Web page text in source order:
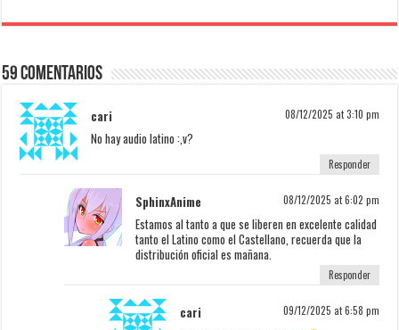
59 Comentarios
cari 08/12/2025 at 3:10 pm
No hay audio latino :,v?
Responder
SphinxAnime 08/12/2025 at 6:02 pm
Estamos al tanto a que se liberen en excelente calidad
tanto el Latino como el Castellano, recuerda que la
distribución oficial es mañana.
Responder
cari 09/12/2025 at 6:58 pm